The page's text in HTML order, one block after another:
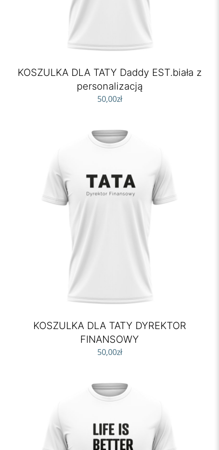
KOSZULKA DLA TATY Daddy EST.biała z
personalizacją
50,00zł
KOSZULKA DLA TATY DYREKTOR
FINANSOWY
50,00zł